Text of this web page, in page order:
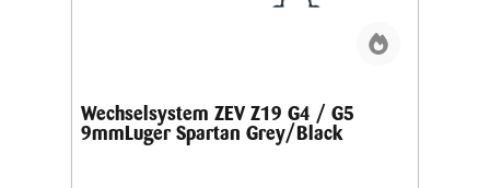
Wechselsystem ZEV Z19 G4 / G5
9mmLuger Spartan Grey/Black